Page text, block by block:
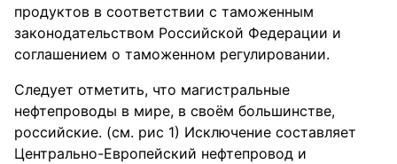
продуктов в соответствии с таможенным
законодательством Российской Федерации и
соглашением о таможенном регулировании.
Следует отметить, что магистральные
нефтепроводы в мире, в своём большинстве,
российские. (см. рис 1) Исключение составляет
Центрально-Европейский нефтепровод и